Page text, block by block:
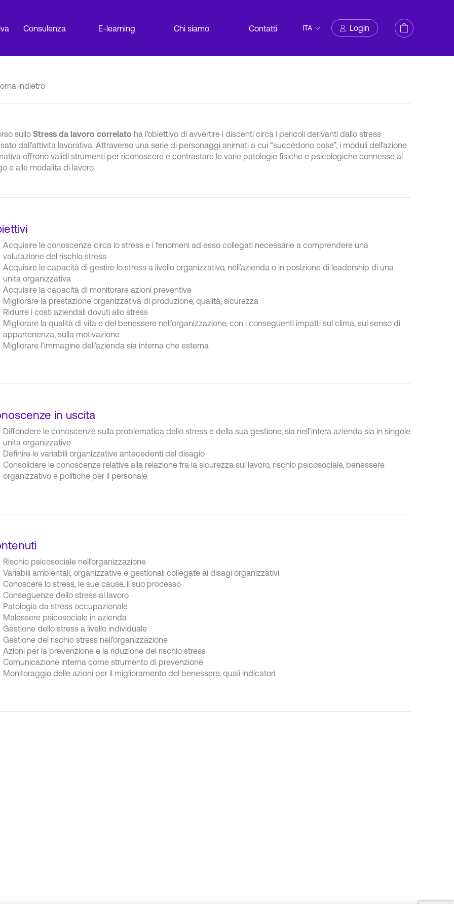
Consulenza E-learning Chi siamo Contatti Login
indietro
sullo Stress da lavoro correlato ha l'obiettivo di avvertire i discenti circa i pericoli derivanti dallo stress
dall'attivitа lavorativa. Attraverso una serie di personaggi animati a cui “succedono cose”, i moduli dell'azione
offrono validi strumenti per riconoscere e contrastare le varie patologie fisiche e psicologiche connesse al
e alle modalitа di lavoro.
Acquisire le conoscenze circa lo stress e i fenomeni ad esso collegati necessarie a comprendere una
valutazione del rischio stress
Acquisire le capacità di gestire lo stress a livello organizzativo, nell’azienda o in posizione di leadership di una
unitа organizzativa
Acquisire la capacità di monitorare azioni preventive
Migliorare la prestazione organizzativa di produzione, qualità, sicurezza
Ridurre i costi aziendali dovuti allo stress
Migliorare la qualità di vita e del benessere nell’organizzazione, con i conseguenti impatti sul clima, sul senso di
appartenenza, sulla motivazione
Migliorare l’immagine dell’azienda sia interna che esterna
in uscita
Diffondere le conoscenze sulla problematica dello stress e della sua gestione, sia nell’intera azienda sia in singole
unitа organizzative
Definire le variabili organizzative antecedenti del disagio
Consolidare le conoscenze relative alla relazione fra la sicurezza sul lavoro, rischio psicosociale, benessere
organizzativo e politiche per il personale
Rischio psicosociale nell’organizzazione
Variabili ambientali, organizzative e gestionali collegate ai disagi organizzativi
Conoscere lo stress, le sue cause, il suo processo
Conseguenze dello stress al lavoro
Patologia da stress occupazionale
Malessere psicosociale in azienda
Gestione dello stress a livello individuale
Gestione del rischio stress nell’organizzazione
Azioni per la prevenzione e la riduzione del rischio stress
Comunicazione interna come strumento di prevenzione
Monitoraggio delle azioni per il miglioramento del benessere, quali indicatori
ITA